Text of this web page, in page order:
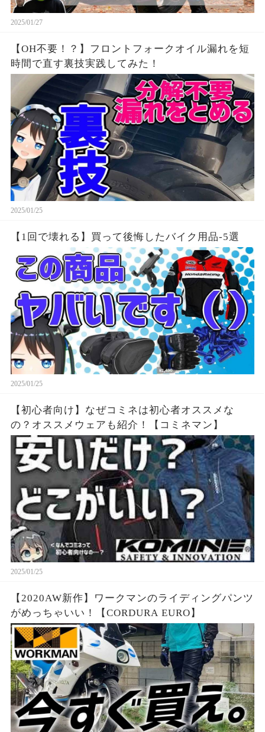
2025/01/27
【OH不要！？】フロントフォークオイル漏れを短
時間で直す裏技実践してみた！
2025/01/25
【1回で壊れる】買って後悔したバイク用品-5選
2025/01/25
【初心者向け】なぜコミネは初心者オススメな
の？オススメウェアも紹介！【コミネマン】
2025/01/25
【2020AW新作】ワークマンのライディングパンツ
がめっちゃいい！【CORDURA EURO】